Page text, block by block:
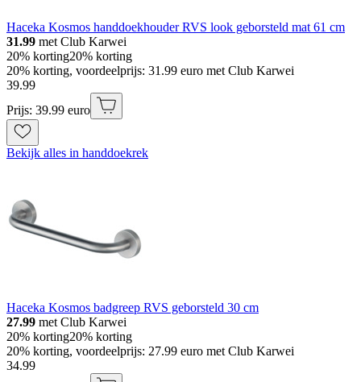
Haceka Kosmos handdoekhouder RVS look geborsteld mat 61 cm
31.99 met Club Karwei
20% korting20% korting
20% korting, voordeelprijs: 31.99 euro met Club Karwei
39.99
Prijs: 39.99 euro
Bekijk alles in handdoekrek
Haceka Kosmos badgreep RVS geborsteld 30 cm
27.99 met Club Karwei
20% korting20% korting
20% korting, voordeelprijs: 27.99 euro met Club Karwei
34.99